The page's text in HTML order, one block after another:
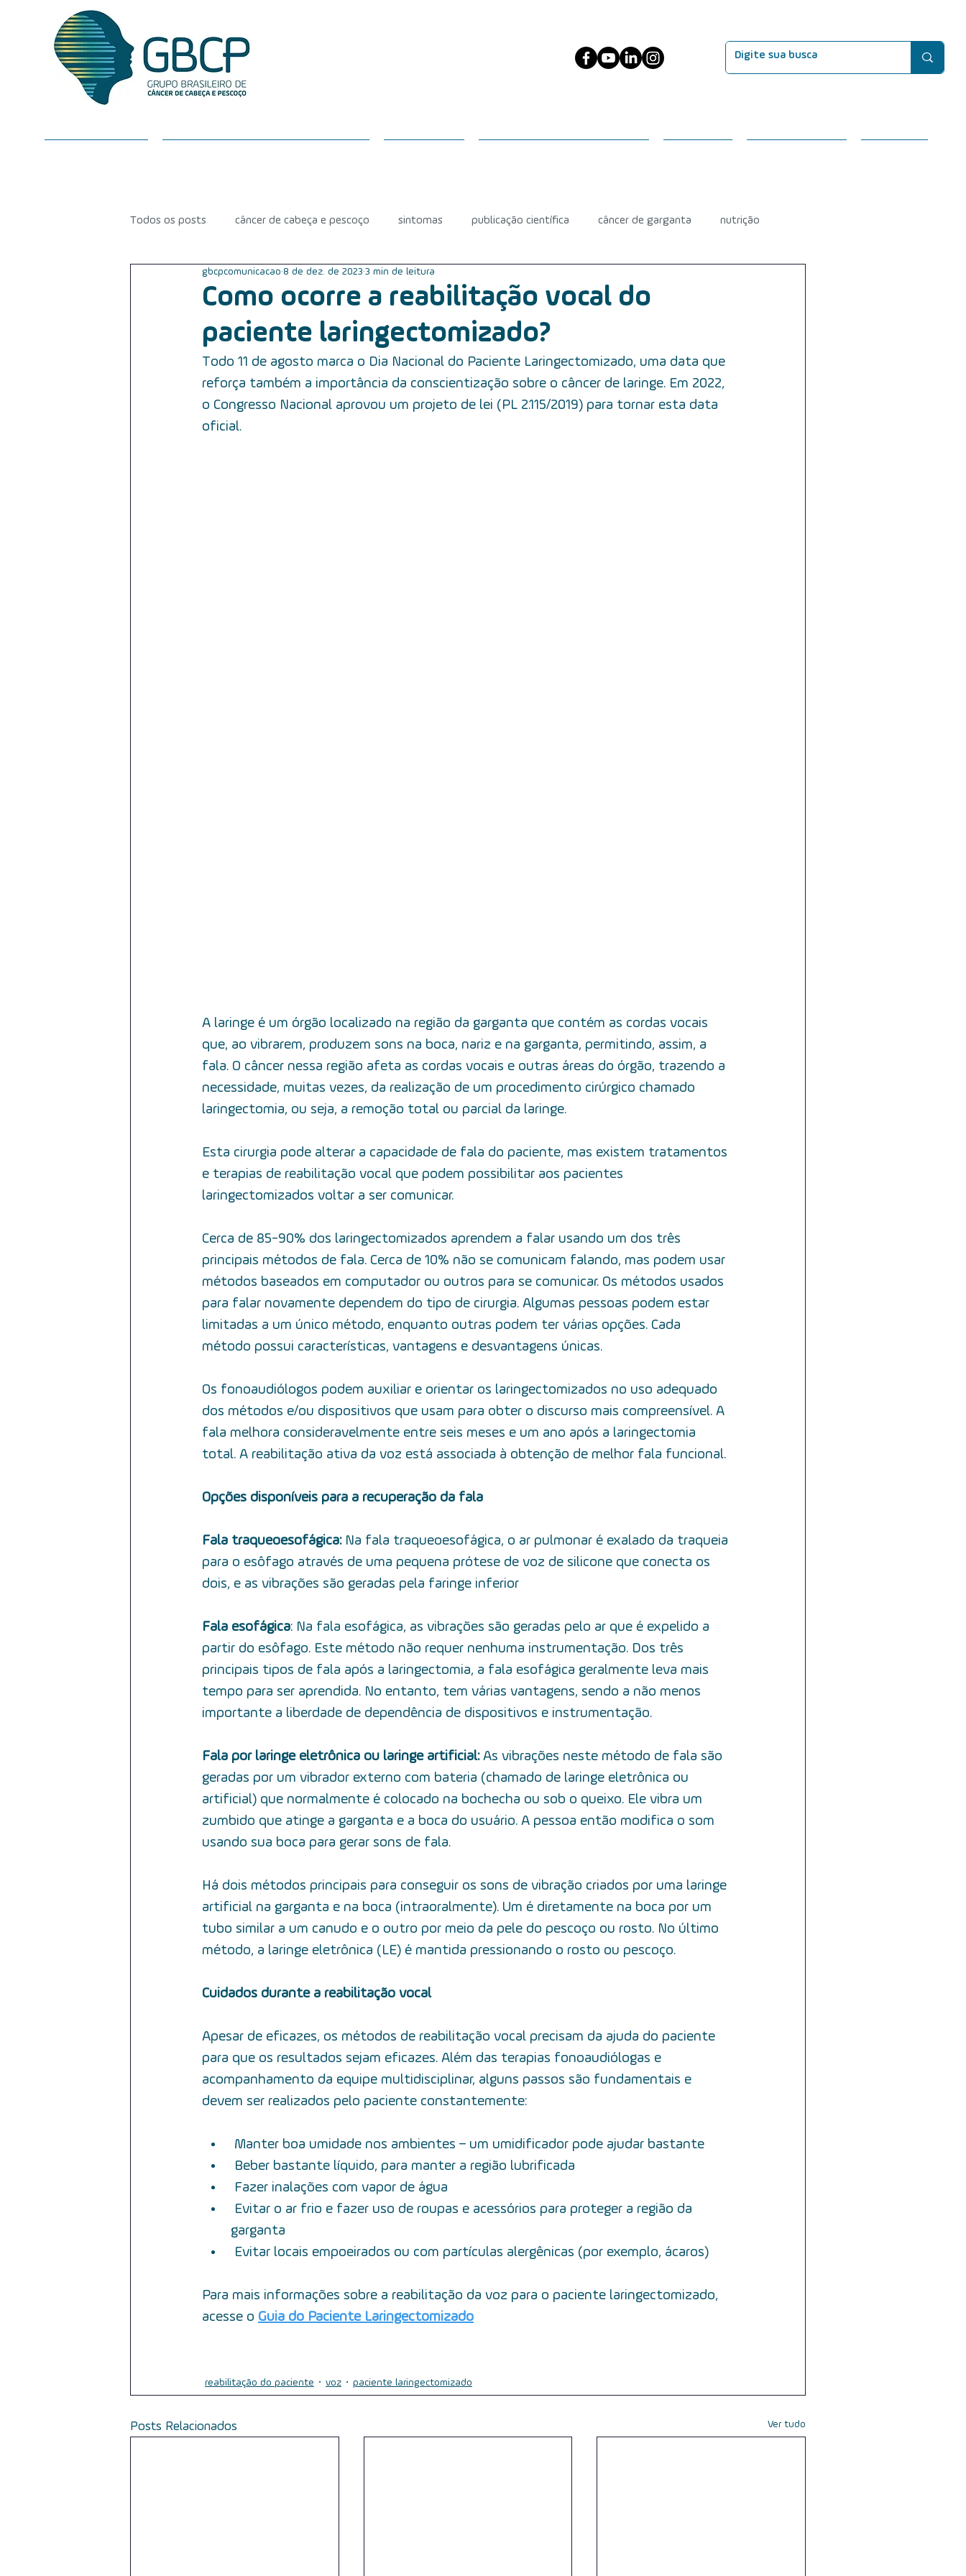
Todos os posts câncer de cabeça e pescoço sintomas publicação científica câncer de garganta nutrição
radioterapia equipe médica diagnóstico câncer de glândula salivar
reabilitação do paciente câncer de tireoide 5 fatos câncer de boca
câncer da cavidade oral fatores de risco câncer de laringe
Como ocorre a reabilitação vocal do
paciente laringectomizado?
gbcpcomunicacao 8 de dez. de 2023 3 min de leitura
Todo 11 de agosto marca o Dia Nacional do Paciente Laringectomizado, uma data que
reforça também a importância da conscientização sobre o câncer de laringe. Em 2022,
o Congresso Nacional aprovou um projeto de lei (PL 2.115/2019) para tornar esta data
oficial.
A laringe é um órgão localizado na região da garganta que contém as cordas vocais
que, ao vibrarem, produzem sons na boca, nariz e na garganta, permitindo, assim, a
fala. O câncer nessa região afeta as cordas vocais e outras áreas do órgão, trazendo a
necessidade, muitas vezes, da realização de um procedimento cirúrgico chamado
laringectomia, ou seja, a remoção total ou parcial da laringe.
Esta cirurgia pode alterar a capacidade de fala do paciente, mas existem tratamentos
e terapias de reabilitação vocal que podem possibilitar aos pacientes
laringectomizados voltar a ser comunicar.
Cerca de 85-90% dos laringectomizados aprendem a falar usando um dos três
principais métodos de fala. Cerca de 10% não se comunicam falando, mas podem usar
métodos baseados em computador ou outros para se comunicar. Os métodos usados
para falar novamente dependem do tipo de cirurgia. Algumas pessoas podem estar
limitadas a um único método, enquanto outras podem ter várias opções. Cada
método possui características, vantagens e desvantagens únicas.
Os fonoaudiólogos podem auxiliar e orientar os laringectomizados no uso adequado
dos métodos e/ou dispositivos que usam para obter o discurso mais compreensível. A
fala melhora consideravelmente entre seis meses e um ano após a laringectomia
total. A reabilitação ativa da voz está associada à obtenção de melhor fala funcional.
Opções disponíveis para a recuperação da fala
Fala traqueoesofágica: Na fala traqueoesofágica, o ar pulmonar é exalado da traqueia
para o esôfago através de uma pequena prótese de voz de silicone que conecta os
dois, e as vibrações são geradas pela faringe inferior
Fala esofágica: Na fala esofágica, as vibrações são geradas pelo ar que é expelido a
partir do esôfago. Este método não requer nenhuma instrumentação. Dos três
principais tipos de fala após a laringectomia, a fala esofágica geralmente leva mais
tempo para ser aprendida. No entanto, tem várias vantagens, sendo a não menos
importante a liberdade de dependência de dispositivos e instrumentação.
Fala por laringe eletrônica ou laringe artificial: As vibrações neste método de fala são
geradas por um vibrador externo com bateria (chamado de laringe eletrônica ou
artificial) que normalmente é colocado na bochecha ou sob o queixo. Ele vibra um
zumbido que atinge a garganta e a boca do usuário. A pessoa então modifica o som
usando sua boca para gerar sons de fala.
Há dois métodos principais para conseguir os sons de vibração criados por uma laringe
artificial na garganta e na boca (intraoralmente). Um é diretamente na boca por um
tubo similar a um canudo e o outro por meio da pele do pescoço ou rosto. No último
método, a laringe eletrônica (LE) é mantida pressionando o rosto ou pescoço.
Cuidados durante a reabilitação vocal
Apesar de eficazes, os métodos de reabilitação vocal precisam da ajuda do paciente
para que os resultados sejam eficazes. Além das terapias fonoaudiólogas e
acompanhamento da equipe multidisciplinar, alguns passos são fundamentais e
devem ser realizados pelo paciente constantemente:
Manter boa umidade nos ambientes – um umidificador pode ajudar bastante
Beber bastante líquido, para manter a região lubrificada
Fazer inalações com vapor de água
garganta
Evitar locais empoeirados ou com partículas alergênicas (por exemplo, ácaros)
Para mais informações sobre a reabilitação da voz para o paciente laringectomizado,
acesse o Guia do Paciente Laringectomizado
reabilitação do paciente voz paciente laringectomizado
Posts Relacionados Ver tudo